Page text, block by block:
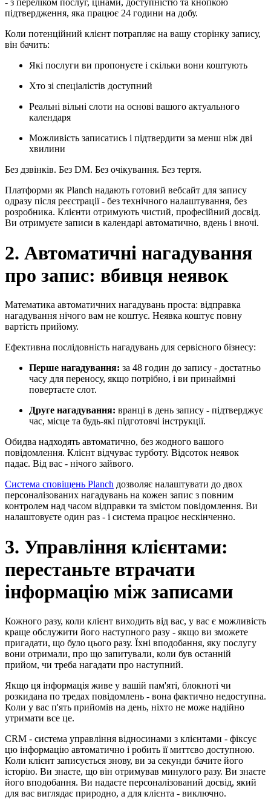
- з переліком послуг, цінами, доступністю та кнопкою
підтвердження, яка працює 24 години на добу.
Коли потенційний клієнт потрапляє на вашу сторінку запису,
він бачить:
Які послуги ви пропонуєте і скільки вони коштують
Хто зі спеціалістів доступний
Реальні вільні слоти на основі вашого актуального
календаря
Можливість записатись і підтвердити за менш ніж дві
хвилини
Без дзвінків. Без DM. Без очікування. Без тертя.
Платформи як Planch надають готовий вебсайт для запису
одразу після реєстрації - без технічного налаштування, без
розробника. Клієнти отримують чистий, професійний досвід.
Ви отримуєте записи в календарі автоматично, вдень і вночі.
2. Автоматичні нагадування
про запис: вбивця неявок
Математика автоматичних нагадувань проста: відправка
нагадування нічого вам не коштує. Неявка коштує повну
вартість прийому.
Ефективна послідовність нагадувань для сервісного бізнесу:
Перше нагадування: за 48 годин до запису - достатньо
часу для переносу, якщо потрібно, і ви принаймні
повертаєте слот.
Друге нагадування: вранці в день запису - підтверджує
час, місце та будь-які підготовчі інструкції.
Обидва надходять автоматично, без жодного вашого
повідомлення. Клієнт відчуває турботу. Відсоток неявок
падає. Від вас - нічого зайвого.
Система сповіщень Planch дозволяє налаштувати до двох
персоналізованих нагадувань на кожен запис з повним
контролем над часом відправки та змістом повідомлення. Ви
налаштовуєте один раз - і система працює нескінченно.
3. Управління клієнтами:
перестаньте втрачати
інформацію між записами
Кожного разу, коли клієнт виходить від вас, у вас є можливість
краще обслужити його наступного разу - якщо ви зможете
пригадати, що було цього разу. Їхні вподобання, яку послугу
вони отримали, про що запитували, коли був останній
прийом, чи треба нагадати про наступний.
Якщо ця інформація живе у вашій пам'яті, блокноті чи
розкидана по тредах повідомлень - вона фактично недоступна.
Коли у вас п'ять прийомів на день, ніхто не може надійно
утримати все це.
CRM - система управління відносинами з клієнтами - фіксує
цю інформацію автоматично і робить її миттєво доступною.
Коли клієнт записується знову, ви за секунди бачите його
історію. Ви знаєте, що він отримував минулого разу. Ви знаєте
його вподобання. Ви надаєте персоналізований досвід, який
для вас виглядає природно, а для клієнта - виключно.